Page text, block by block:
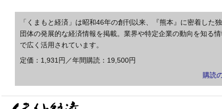
「くまもと経済」は昭和46年の創刊以来、『熊本』に密着し
団体の発展的な経済情報を掲載。業界や特定企業の動向を知る
で広く活用されています。
定価：1,931円／年間購読：19,500円
購読